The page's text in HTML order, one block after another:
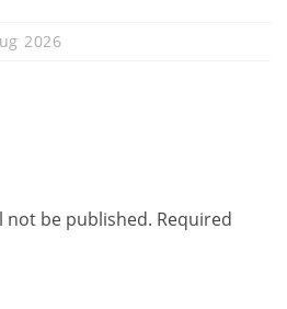
2026
not be published. Required